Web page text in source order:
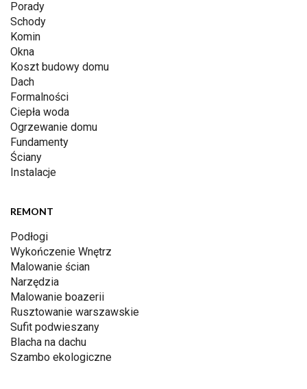
Porady
Schody
Komin
Okna
Koszt budowy domu
Dach
Formalności
Ciepła woda
Ogrzewanie domu
Fundamenty
Ściany
Instalacje
REMONT
Podłogi
Wykończenie Wnętrz
Malowanie ścian
Narzędzia
Malowanie boazerii
Rusztowanie warszawskie
Sufit podwieszany
Blacha na dachu
Szambo ekologiczne